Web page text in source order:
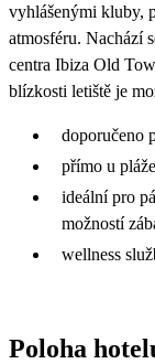
vyhlášenými kluby,
atmosféru. Nachází
centra Ibiza Old
blízkosti letiště je
doporučeno
přímo u
ideální pro
možností
wellness
Poloha